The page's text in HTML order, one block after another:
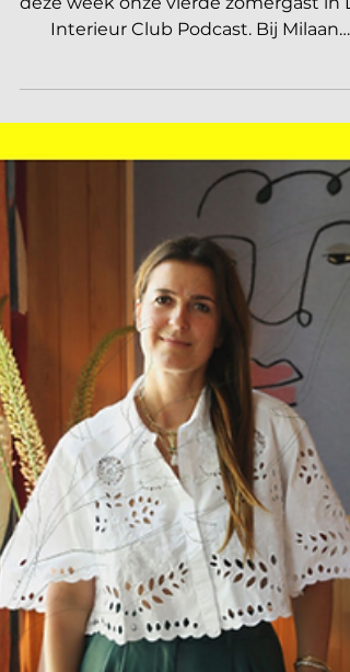
niet missen volgens
Curator en designer Wisse Trooster is
deze week onze vierde zomergast in
Design Week stelde Wisse...